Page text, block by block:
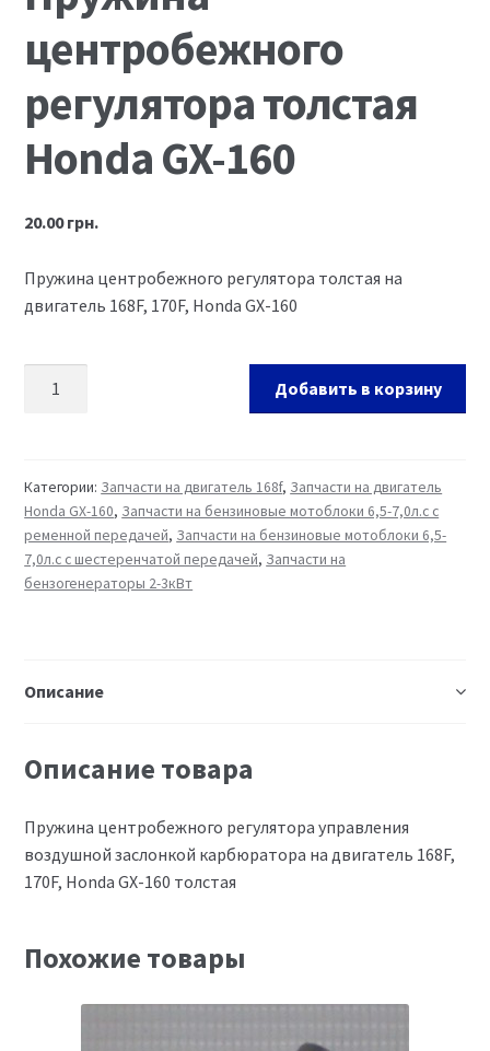
Ремонт оборудования и инструмента
центробежного
регулятора толстая
Honda GX-160
20.00грн.
Пружина центробежного регулятора толстая на
двигатель 168F, 170F, Honda GX-160
Добавить в корзину
Категории: Запчасти на двигатель 168f, Запчасти на двигатель
Honda GX-160, Запчасти на бензиновые мотоблоки 6,5-7,0л.с с
ременной передачей, Запчасти на бензиновые мотоблоки 6,5-
7,0л.с с шестеренчатой передачей, Запчасти на
бензогенераторы 2-3кВт
Описание
Описание товара
Пружина центробежного регулятора управления
воздушной заслонкой карбюратора на двигатель 168F,
170F, Honda GX-160 толстая
Похожие товары